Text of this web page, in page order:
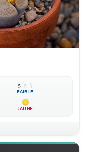
💧 💧 💧
FAIBLE
JAUNE